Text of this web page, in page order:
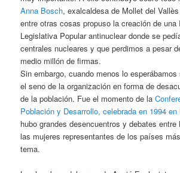
Anna Bosch, exalcaldesa de Mollet del
entre otras cosas propuso la creación de una
Legislativa Popular antinuclear donde se
centrales nucleares y que perdimos a pesar
medio millón de firmas.
Sin embargo, cuando menos lo
el seno de la organización en forma de
de la población. Fue el momento de la
Población y Desarrollo, celebrada en 1994 en
hubo grandes desencuentros y debates
las mujeres representantes de los países
tema.